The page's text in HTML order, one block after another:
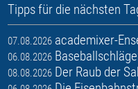
Tipps für die nächsten
07.08.2026 academixer-
06.08.2026
08.08.2026 Der Raub der